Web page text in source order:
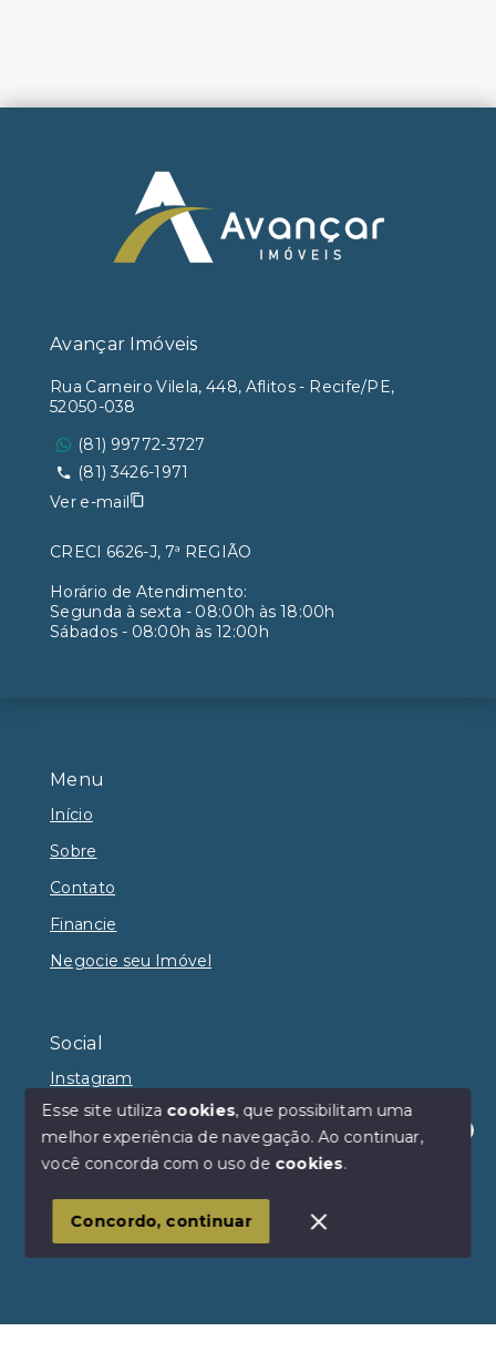
Olá! Estamos disponíveis para te ajudar.
Menu
Início
Sobre
Contato
Financie
Negocie seu Imóvel
Social
Instagram
© Copyright 2026 - Avançar Imóveis - Todos os
SITE PARA IMOBILIARIA
Avançar Imóveis
Rua Carneiro Vilela, 448, Aflitos - Recife/PE,
52050-038
(81) 99772-3727
(81) 3426-1971
Ver e-mail
CRECI 6626-J, 7ª REGIÃO
Horário de Atendimento:
Segunda à sexta - 08:00h às 18:00h
Sábados - 08:00h às 12:00h
Esse site utiliza cookies, que possibilitam uma
melhor experiência de navegação.Ao continuar,
você concorda com o uso de cookies.
Concordo, continuar